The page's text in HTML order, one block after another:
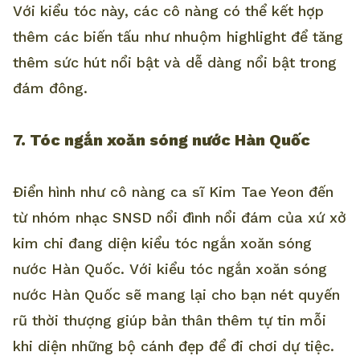
Với kiểu tóc này, các cô nàng có thể kết hợp
thêm các biến tấu như nhuộm highlight để tăng
thêm sức hút nổi bật và dễ dàng nổi bật trong
đám đông.
7. Tóc ngắn xoăn sóng nước Hàn Quốc
Điển hình như cô nàng ca sĩ Kim Tae Yeon đến
từ nhóm nhạc SNSD nổi đình nổi đám của xứ xở
kim chi đang diện kiểu tóc ngắn xoăn sóng
nước Hàn Quốc. Với kiểu tóc ngắn xoăn sóng
nước Hàn Quốc sẽ mang lại cho bạn nét quyến
rũ thời thượng giúp bản thân thêm tự tin mỗi
khi diện những bộ cánh đẹp để đi chơi dự tiệc.